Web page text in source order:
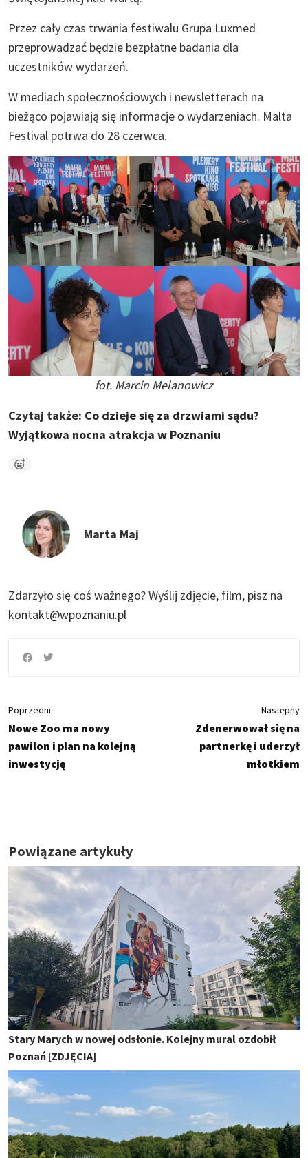
Przez cały czas trwania festiwalu Grupa Luxmed
przeprowadzać będzie bezpłatne badania dla
uczestników wydarzeń.
W mediach społecznościowych i newsletterach na
bieżąco pojawiają się informacje o wydarzeniach. Malta
Festival potrwa do 28 czerwca.
fot. Marcin Melanowicz
Czytaj także: Co dzieje się za drzwiami sądu?
Wyjątkowa nocna atrakcja w Poznaniu
Marta Maj
Zdarzyło się coś ważnego?Wyślij zdjęcie, film, pisz na
kontakt@wpoznaniu.pl
Poprzedni
Nowe Zoo ma nowy
pawilon i plan na kolejną
inwestycję
Następny
Zdenerwował się na
partnerkę i uderzył
młotkiem
Powiązane artykuły
Stary Marych w nowej odsłonie. Kolejny mural ozdobił
Poznań [ZDJĘCIA]